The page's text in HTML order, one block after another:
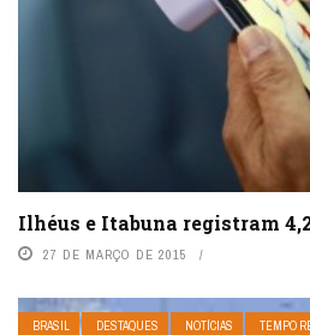
Ilhéus e Itabuna registram
27 DE MARÇO DE 2015
BRASIL DESTAQUES NOTÍCIAS TEMPO